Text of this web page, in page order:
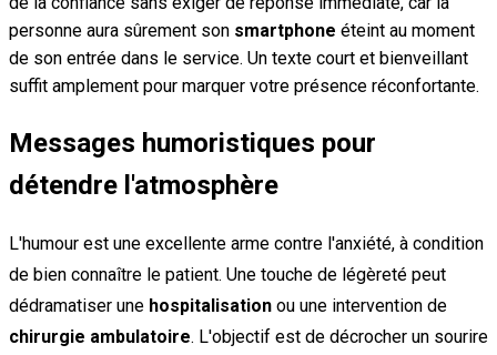
personne aura sûrement son smartphone éteint au moment
de son entrée dans le service. Un texte court et bienveillant
suffit amplement pour marquer votre présence réconfortante.
Messages humoristiques pour
détendre l'atmosphère
L'humour est une excellente arme contre l'anxiété, à condition
de bien connaître le patient. Une touche de légèreté peut
dédramatiser une hospitalisation ou une intervention de
chirurgie ambulatoire. L'objectif est de décrocher un sourire